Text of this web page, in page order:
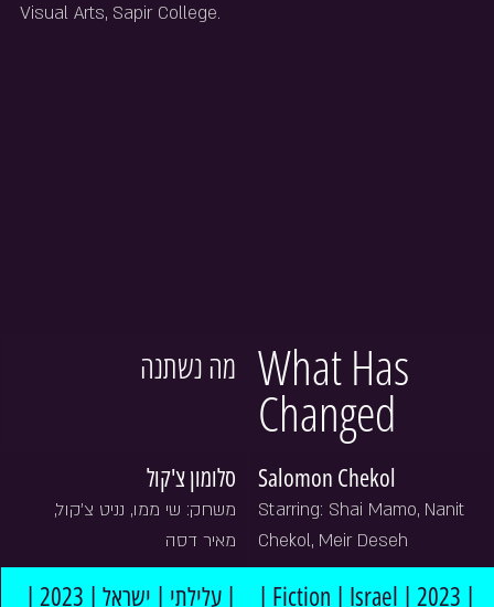
Visual Arts, Sapir College.
מה נשתנה What Has
Changed
סלומון צ'קול
משחק: שי ממו, נניט צ׳קול,
מאיר דסה
Salomon Chekol
Starring: Shai Mamo, Nanit
Chekol, Meir Deseh
| עלילתי | ישראל | 2023 |
| Fiction | Israel | 2023 |